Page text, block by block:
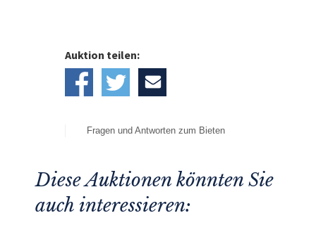
Auktion teilen:
Fragen und Antworten zum Bieten
Diese Auktionen könnten Sie
auch interessieren: